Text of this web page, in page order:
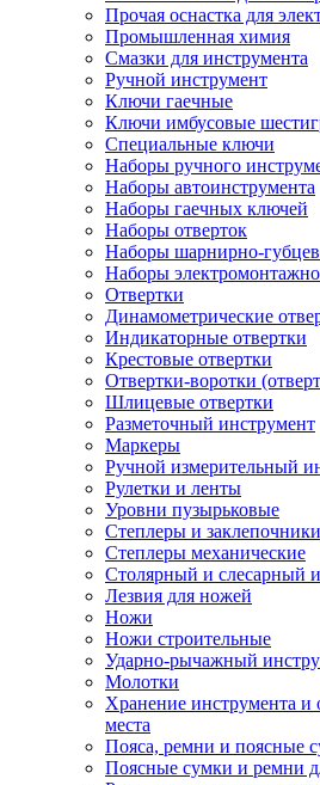
Прочая оснастка для
Промышленная химия
Смазки для инструмента
Ручной инструмент
Ключи гаечные
Ключи имбусовые
Специальные ключи
Наборы ручного
Наборы автоинструмента
Наборы гаечных ключей
Наборы отверток
Наборы шарнирно-
Наборы
Отвертки
Динамометрические
Индикаторные отвертки
Крестовые отвертки
Отвертки-воротки
Шлицевые отвертки
Разметочный инструмент
Маркеры
Ручной измерительный
Рулетки и ленты
Уровни пузырьковые
Степлеры и
Степлеры механические
Столярный и слесарный
Лезвия для ножей
Ножи
Ножи строительные
Ударно-рычажный
Молотки
Хранение инструмента и
места
Пояса, ремни и поясные
Поясные сумки и ремни